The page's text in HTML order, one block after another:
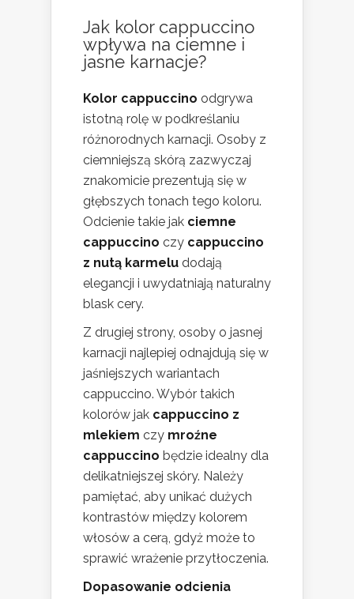
Jak kolor cappuccino
wpływa na ciemne i
jasne karnacje?
Kolor cappuccino odgrywa
istotną rolę w podkreślaniu
różnorodnych karnacji. Osoby z
ciemniejszą skórą zazwyczaj
znakomicie prezentują się w
głębszych tonach tego koloru.
Odcienie takie jak ciemne
cappuccino czy cappuccino
z nutą karmelu dodają
elegancji i uwydatniają naturalny
blask cery.
Z drugiej strony, osoby o jasnej
karnacji najlepiej odnajdują się w
jaśniejszych wariantach
cappuccino. Wybór takich
kolorów jak cappuccino z
mlekiem czy mroźne
cappuccino będzie idealny dla
delikatniejszej skóry. Należy
pamiętać, aby unikać dużych
kontrastów między kolorem
włosów a cerą, gdyż może to
sprawić wrażenie przytłoczenia.
Dopasowanie odcienia